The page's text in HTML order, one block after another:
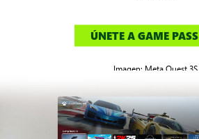
ÚNETE A GAME PASS
Imagen: Meta Quest 3S